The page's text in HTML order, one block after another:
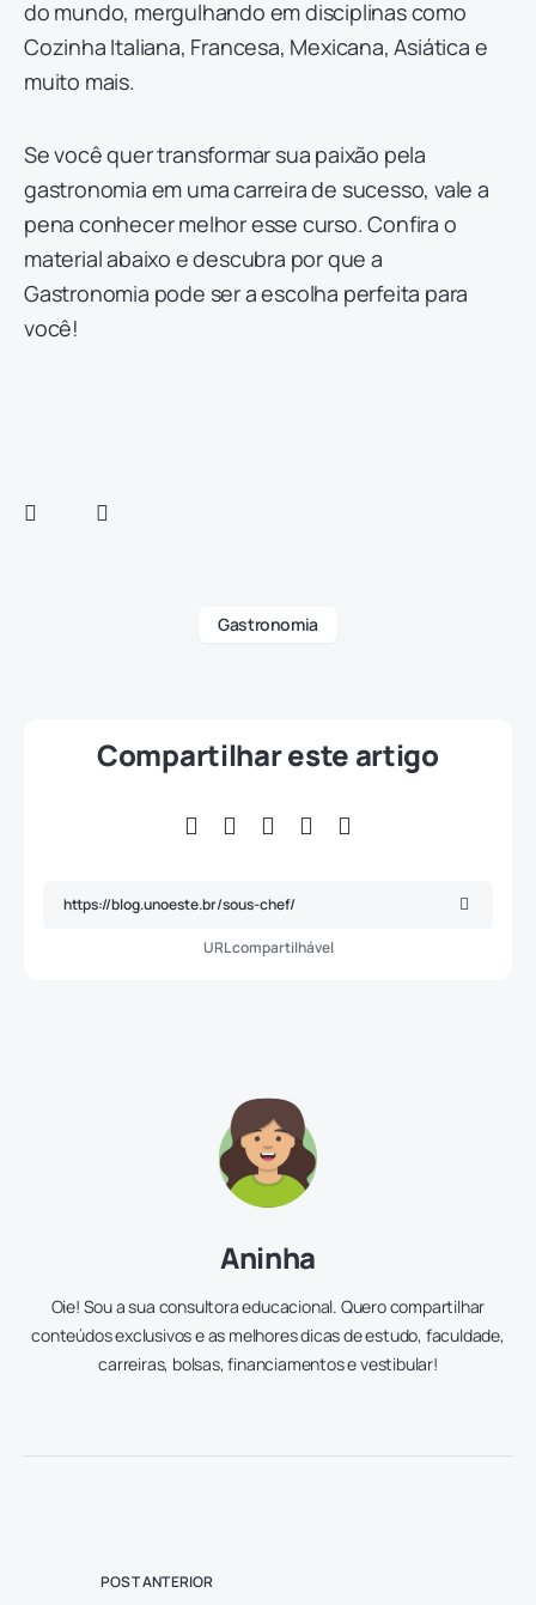
do mundo, mergulhando em disciplinas como
Cozinha Italiana, Francesa, Mexicana, Asiática e
muito mais.
Se você quer transformar sua paixão pela
gastronomia em uma carreira de sucesso, vale a
pena conhecer melhor esse curso. Confira o
material abaixo e descubra por que a
Gastronomia pode ser a escolha perfeita para
você!
Gastronomia
Compartilhar este artigo
URL compartilhável
Aninha
Oie! Sou a sua consultora educacional. Quero compartilhar
conteúdos exclusivos e as melhores dicas de estudo, faculdade,
carreiras, bolsas, financiamentos e vestibular!
POST ANTERIOR